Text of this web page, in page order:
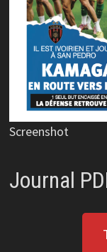
Screenshot
Journal